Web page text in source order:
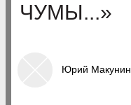
ЧУМЫ...»
Юрий Макунин